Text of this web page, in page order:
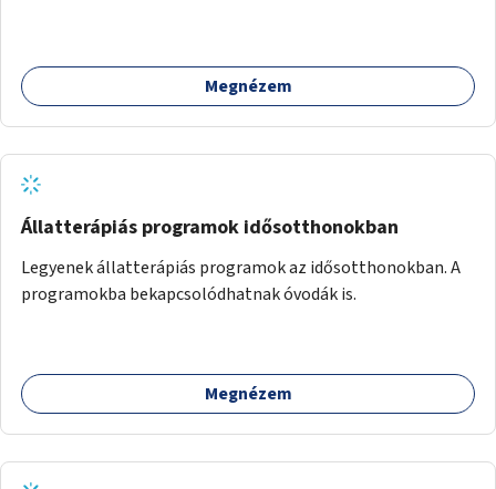
Megnézem
Állatterápiás programok idősotthonokban
Legyenek állatterápiás programok az idősotthonokban. A
programokba bekapcsolódhatnak óvodák is.
Megnézem